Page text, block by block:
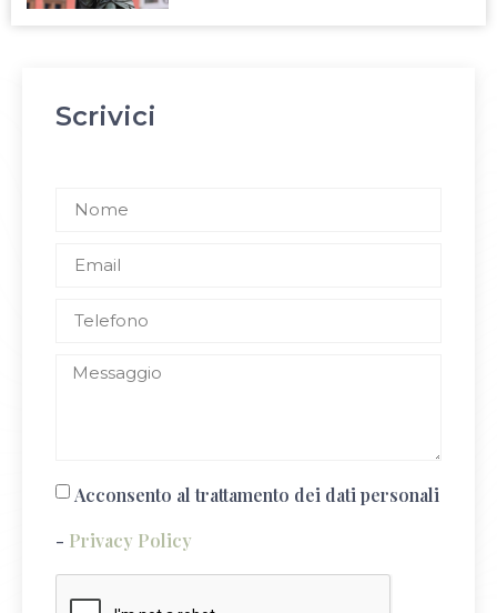
Scrivici
Acconsento al trattamento dei dati personali
- Privacy Policy